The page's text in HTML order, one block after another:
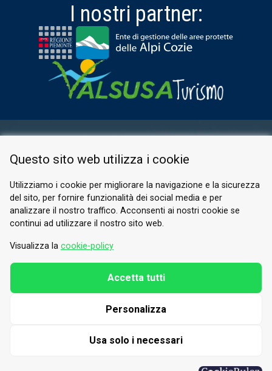
I nostri partner:
PRIVACY POLICY
© 2026 Valle di Susa
Tesori di Arte e Cultura Alpina
Tel.
E-mail.info@vallesusa-tesori.it
Questo sito web utilizza i cookie
Utilizziamo i cookie per migliorare la navigazione e la sicurezza
del sito, per fornire funzionalità dei social media e per
analizzare il nostro traffico. Acconsenti ai nostri cookie se
continui ad utilizzare il nostro sito web.
Visualizza la cookie-policy
Usa solo i necessari
Personalizza
Accetta tutti